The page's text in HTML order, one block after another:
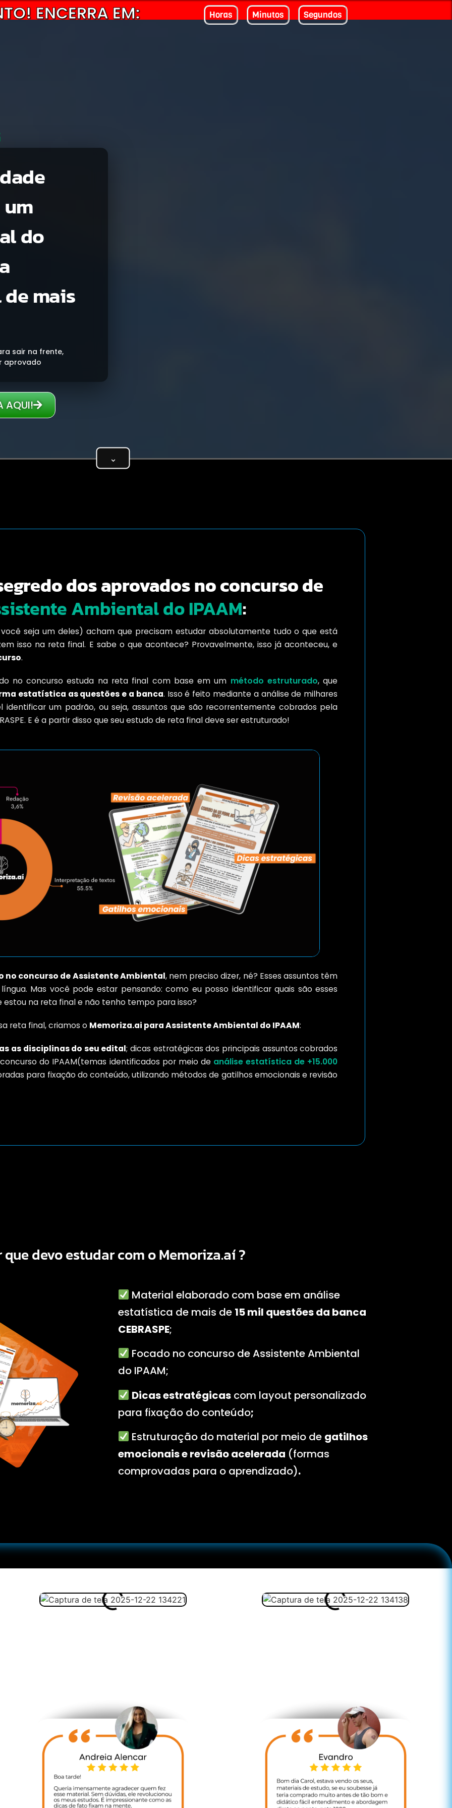
ENCERRA EM: Horas Minutos Segundos
do
mais
sair na frente,
aprovado
AQUI!
⌄
dos aprovados no concurso de
Ambiental do IPAAM:
seja um deles) acham que precisam estudar absolutamente tudo o que está
isso na reta final. E sabe o que acontece? Provavelmente, isso já aconteceu, e
.
no concurso estuda na reta final com base em um método estruturado, que
estatística as questões e a banca. Isso é feito mediante a análise de milhares
identificar um padrão, ou seja, assuntos que são recorrentemente cobrados pela
E é a partir disso que seu estudo de reta final deve ser estruturado!
no concurso de Assistente Ambiental, nem preciso dizer, né? Esses assuntos têm
Mas você pode estar pensando: como eu posso identificar quais são esses
estou na reta final e não tenho tempo para isso?
reta final, criamos o Memoriza.ai para Assistente Ambiental do IPAAM:
as disciplinas do seu edital; dicas estratégicas dos principais assuntos cobrados
do IPAAM(temas identificados por meio de análise estatística de +15.000
para fixação do conteúdo, utilizando métodos de gatilhos emocionais e revisão
que devo estudar com oMemoriza.aí?
Material elaborado com base em análise
estatística de mais de 15 mil questões da banca
CEBRASPE;
Focado no concurso de Assistente Ambiental
do IPAAM;
Dicas estratégicascom layout personalizado
para fixação do conteúdo;
Estruturação do material por meio de gatilhos
emocionais e revisão acelerada (formas
comprovadas para o aprendizado).
vai ser melhor estudar com o material: